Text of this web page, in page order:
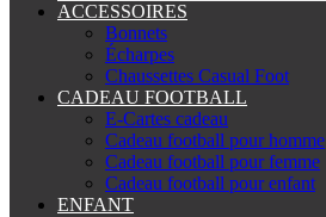
ACCESSOIRES
Bonnets
Écharpes
Chaussettes Casual Foot
CADEAU FOOTBALL
E-Cartes cadeau
Cadeau football pour homme
Cadeau football pour femme
Cadeau football pour enfant
ENFANT